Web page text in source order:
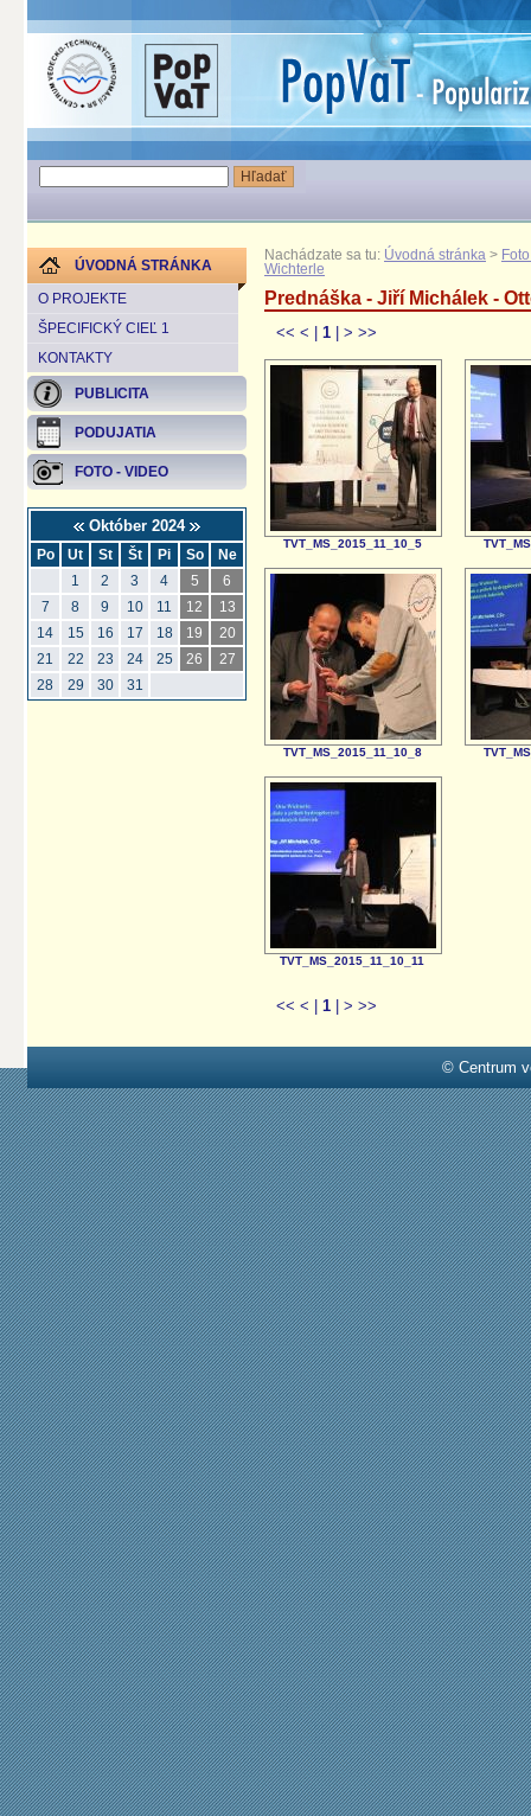
ÚVODNÁ STRÁNKA
O PROJEKTE
ŠPECIFICKÝ CIEĽ 1
KONTAKTY
PUBLICITA
PODUJATIA
FOTO - VIDEO
Október 2024
Po Ut St Št Pi So
Ne
1
2 3 4 5
6
7
8 9 10 11 12
13
14
15 16 17 18 19
20
21
22 23 24 25 26
27
28
29 30 31
Nachádzate sa tu: Úvodná stránka >
Wichterle
Prednáška - Jiří Michálek -
<< < 1 > >>
TVT_MS_2015_11_10_5
TVT_MS_2015_11_10_8
TVT_MS_2015_11_10_11
<< < 1 > >>
© Centrum